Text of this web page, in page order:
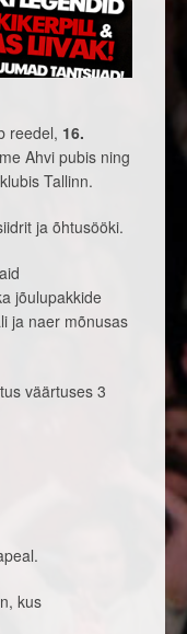
reedel, 16.
Ahvi pubis ning
Tallinn.
ja õhtusööki.
jõulupakkide
ja naer mõnusas
väärtuses 3
kus